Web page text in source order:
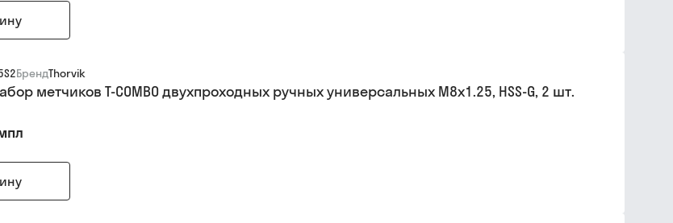
БрендThorvik
метчиков T-COMBO двухпроходных ручных универсальных М8х1.25, HSS-G, 2 шт.